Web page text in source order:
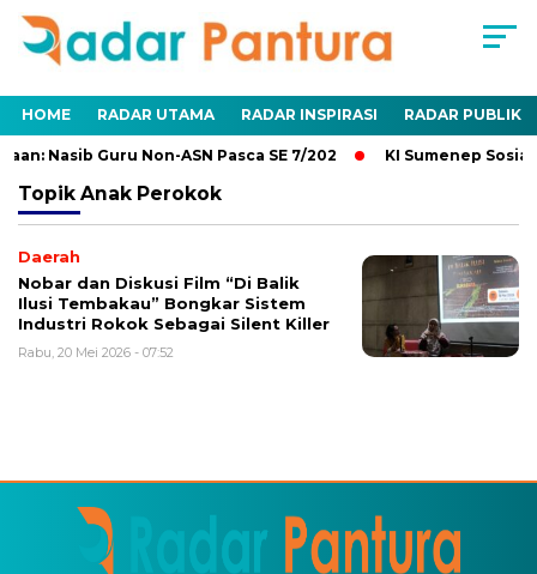
HOME RADAR UTAMA RADAR INSPIRASI RADAR PUBLIK
Nasib Guru Non-ASN Pasca SE 7/202 KI Sumenep
Topik Anak Perokok
Daerah
Nobar dan Diskusi Film “Di Balik
Ilusi Tembakau” Bongkar Sistem
Industri Rokok Sebagai Silent Killer
Rabu, 20 Mei 2026 - 07:52